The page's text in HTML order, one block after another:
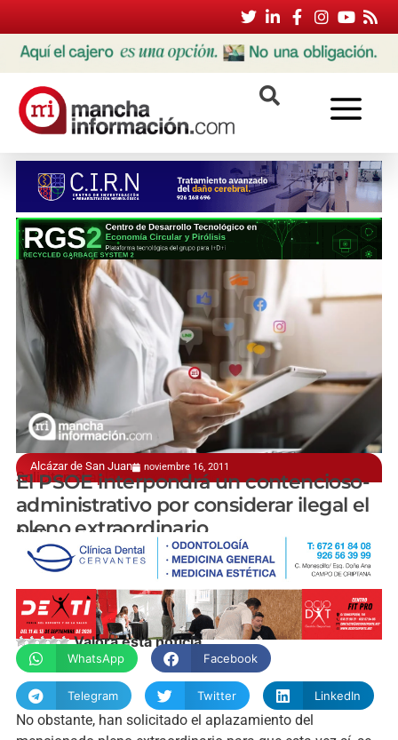
Alcázar de San Juan noviembre 16, 2011
Solicitan el aplazamiento del pleno
El PSOE interpondrá un contencioso-
administrativo por considerar ilegal el
pleno extraordinario
P. Atienza
Valora esta noticia
WhatsApp Facebook
Telegram Twitter LinkedIn
No obstante, han solicitado el aplazamiento del